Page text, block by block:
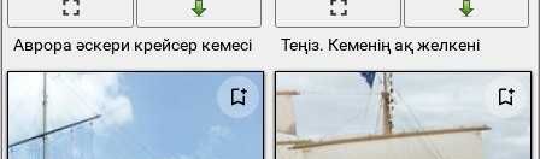
Аврора әскери крейсер кемесі Теңіз. Кеменің ақ желкені